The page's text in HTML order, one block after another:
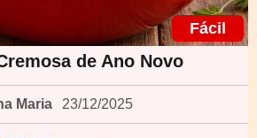
Fácil
de Ano Novo
Maria 23/12/2025